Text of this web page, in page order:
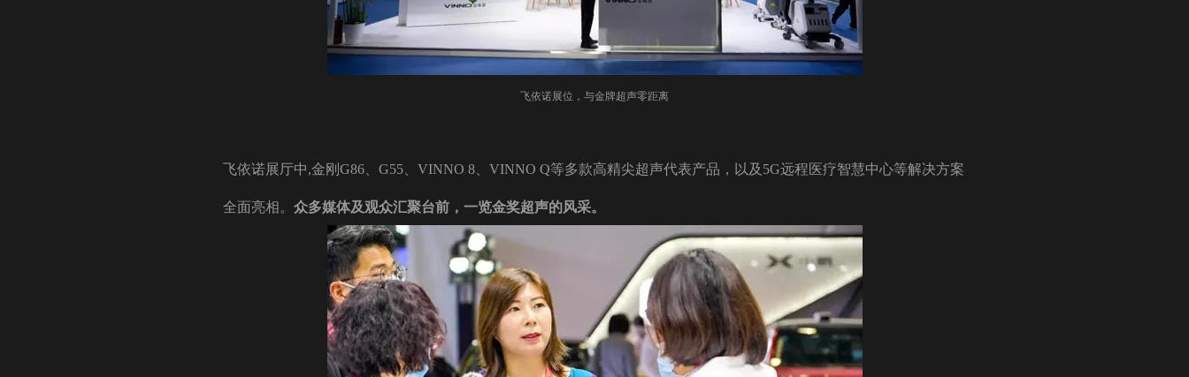
飞依诺展位，与金牌超声零距离
飞依诺展厅中,金刚G86、G55、VINNO 8、VINNO Q等多款高精尖超声代表产品，以及5G远程医疗智慧中心等解决方案
全面亮相。 众多媒体及观众汇聚台前，一览金奖超声的风采。